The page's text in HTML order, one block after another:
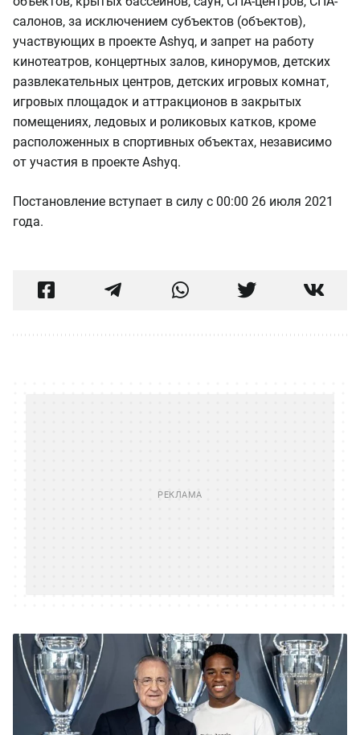
салонов, за исключением субъектов (объектов),
участвующих в проекте Ashyq, и запрет на работу
кинотеатров, концертных залов, кинорумов, детских
развлекательных центров, детских игровых комнат,
игровых площадок и аттракционов в закрытых
помещениях, ледовых и роликовых катков, кроме
расположенных в спортивных объектах, независимо
от участия в проекте Ashyq.
Постановление вступает в силу с 00:00 26 июля 2021
года.